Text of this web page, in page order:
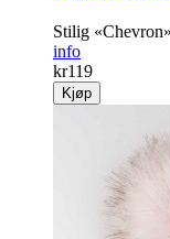
Stilig
info
kr119
Kjøp